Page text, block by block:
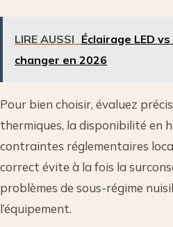
LIRE AUSSI Éclairage LED
changer en 2026
Pour bien choisir, évaluez
thermiques, la disponibilité en
contraintes réglementaires
correct évite à la fois la
problèmes de sous-régime
l’équipement.